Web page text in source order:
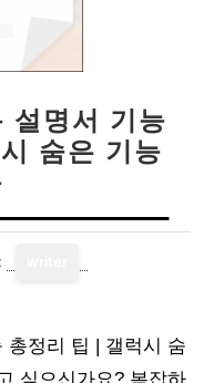
설명서 기능
숨은 기능
총정리 팁 | 갤럭시 숨